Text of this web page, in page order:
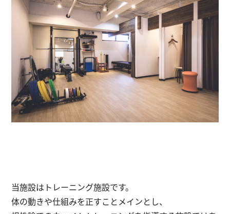
当施設はトレーニング施設です。
体の動きや仕組みを正すことメインとし、